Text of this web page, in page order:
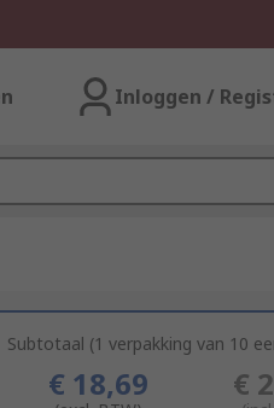
Inloggen /
Subtotaal (1 verpakking van 10
€ 18,69 €